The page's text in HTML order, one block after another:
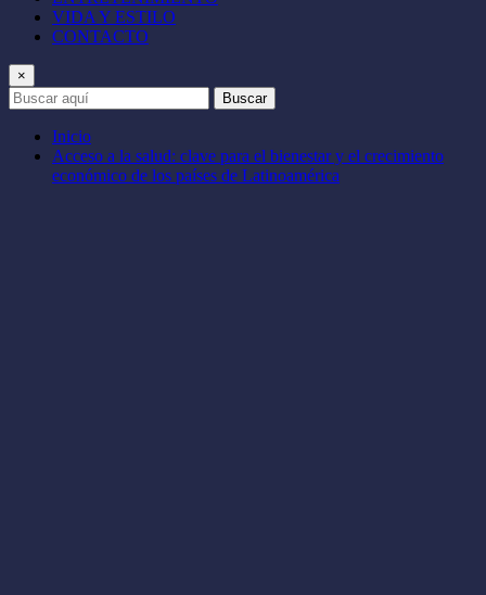
VIDA Y ESTILO
CONTACTO
×
Buscar
Inicio
Acceso a la salud: clave para el bienestar y el crecimiento
económico de los países de Latinoamérica